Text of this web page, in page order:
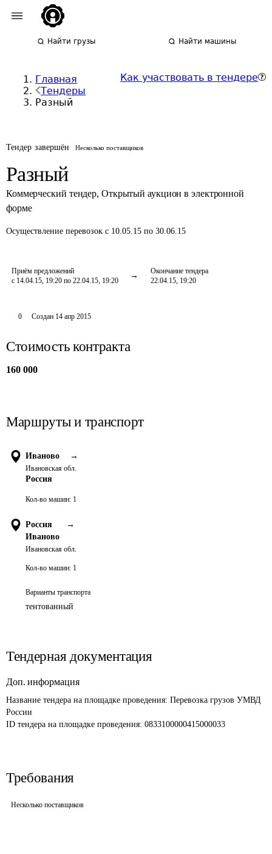
Найти грузы Найти машины
Главная
Тендеры
Разный
Как участвовать в тендере
Тендер завершён Несколько поставщиков
Разный
Коммерческий тендер, Открытый аукцион в электронной
форме
Осуществление перевозок с 10.05.15 по 30.06.15
Приём предложений
с 14.04.15, 19:20 по 22.04.15, 19:20
Окончание тендера
22.04.15, 19:20
0 Создан 14 апр 2015
Стоимость контракта
160 000
Маршруты и транспорт
Иваново →
Ивановская обл.
Россия
Кол-во машин: 1
Россия
→
Иваново
Ивановская обл.
Кол-во машин: 1
Варианты транспорта
тентованный
Тендерная документация
Доп. информация
Название тендера на площадке проведения: Перевозка грузов УМВД
России
ID тендера на площадке проведения: 0833100000415000033
Требования
Несколько поставщиков